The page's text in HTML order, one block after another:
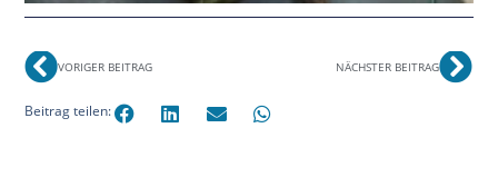
VORIGER BEITRAG NÄCHSTER BEITRAG
Beitrag teilen: